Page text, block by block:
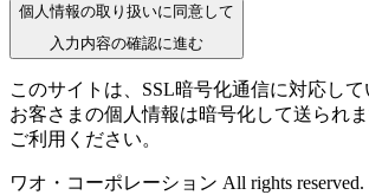
個人情報の取り扱いに同意して
入力内容の確認に進む
このサイトは、SSL暗号化通信に対応して
お客さまの個人情報は暗号化して送られ
ご利用ください。
ワオ・コーポレーション All rights